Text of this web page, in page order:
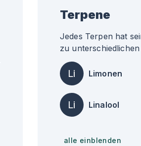
Terpene
Jedes Terpen hat
zu
Li Limonen
Li Linalool
alle einblenden